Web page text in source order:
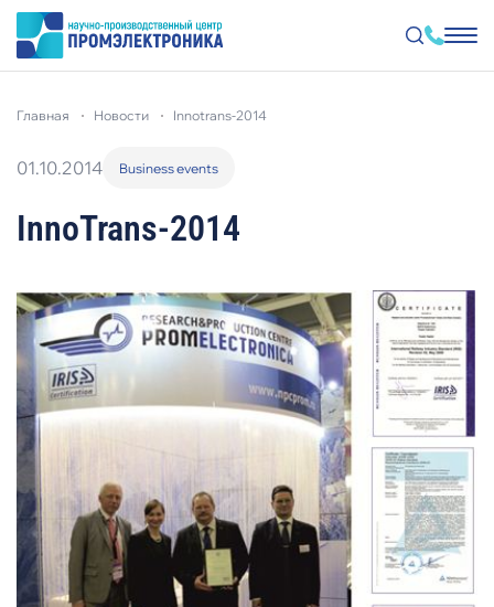
основному
главная новости innotrans-2014
01.10.2014 Business events
InnoTrans-2014